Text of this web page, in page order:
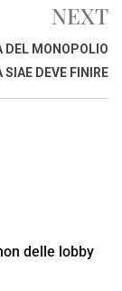
NEXT
DEL MONOPOLIO
SIAE DEVE FINIRE
delle lobby